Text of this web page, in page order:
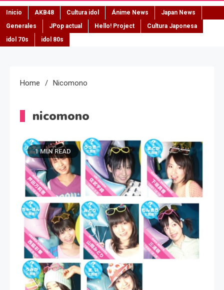
Inicio AKB48 Cultura idol Ánime News
Japan News
Generales
JPop actual Hello! Project
Cultura Japonesa
idol 70s
idol 80s
Home Nicomono
nicomono
1 MIN READ